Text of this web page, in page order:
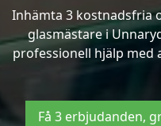
Inhämta 3 kostnadsfria
glasmästare i
professionell hjälp med
Få 3 erbjudanden,